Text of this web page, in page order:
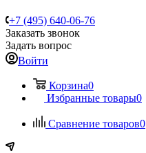
+7 (495) 640-06-76
Заказать звонок
Задать вопрос
Войти
Корзина0
Избранные товары0
Сравнение товаров0